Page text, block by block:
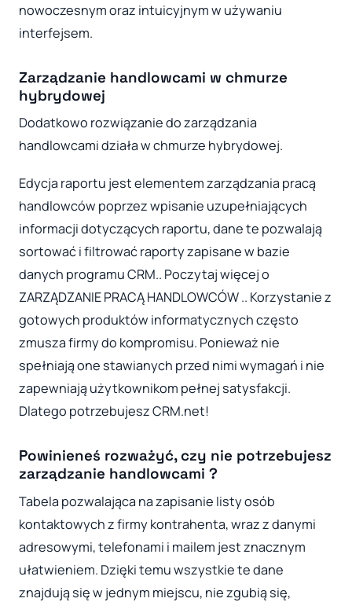
nowoczesnym oraz intuicyjnym w używaniu
interfejsem.
Zarządzanie handlowcami w chmurze
hybrydowej
Dodatkowo rozwiązanie do zarządzania
handlowcami działa w chmurze hybrydowej.
Edycja raportu jest elementem zarządzania pracą
handlowców poprzez wpisanie uzupełniających
informacji dotyczących raportu, dane te pozwalają
sortować i filtrować raporty zapisane w bazie
danych programu CRM.. Poczytaj więcej o
ZARZĄDZANIE PRACĄ HANDLOWCÓW .. Korzystanie z
gotowych produktów informatycznych często
zmusza firmy do kompromisu. Ponieważ nie
spełniają one stawianych przed nimi wymagań i nie
zapewniają użytkownikom pełnej satysfakcji.
Dlatego potrzebujesz CRM.net!
Powinieneś rozważyć, czy nie potrzebujesz
zarządzanie handlowcami ?
Tabela pozwalająca na zapisanie listy osób
kontaktowych z firmy kontrahenta, wraz z danymi
adresowymi, telefonami i mailem jest znacznym
ułatwieniem. Dzięki temu wszystkie te dane
znajdują się w jednym miejscu, nie zgubią się,